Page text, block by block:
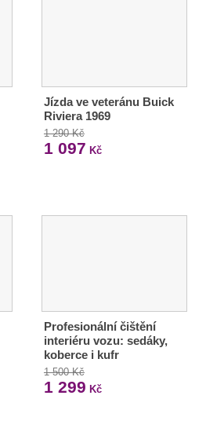
Jízda ve veteránu Buick
Riviera 1969
1 290 Kč
1 097 Kč
Profesionální čištění
interiéru vozu: sedáky,
koberce i kufr
1 500 Kč
1 299 Kč